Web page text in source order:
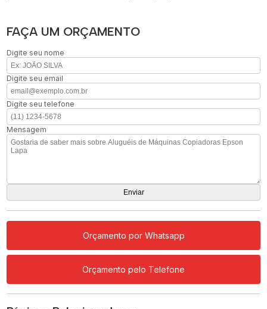
FAÇA UM ORÇAMENTO
Digite seu nome
Digite seu email
Digite seu telefone
Mensagem
Orçamento por Whatsapp
Orçamento pelo Telefone